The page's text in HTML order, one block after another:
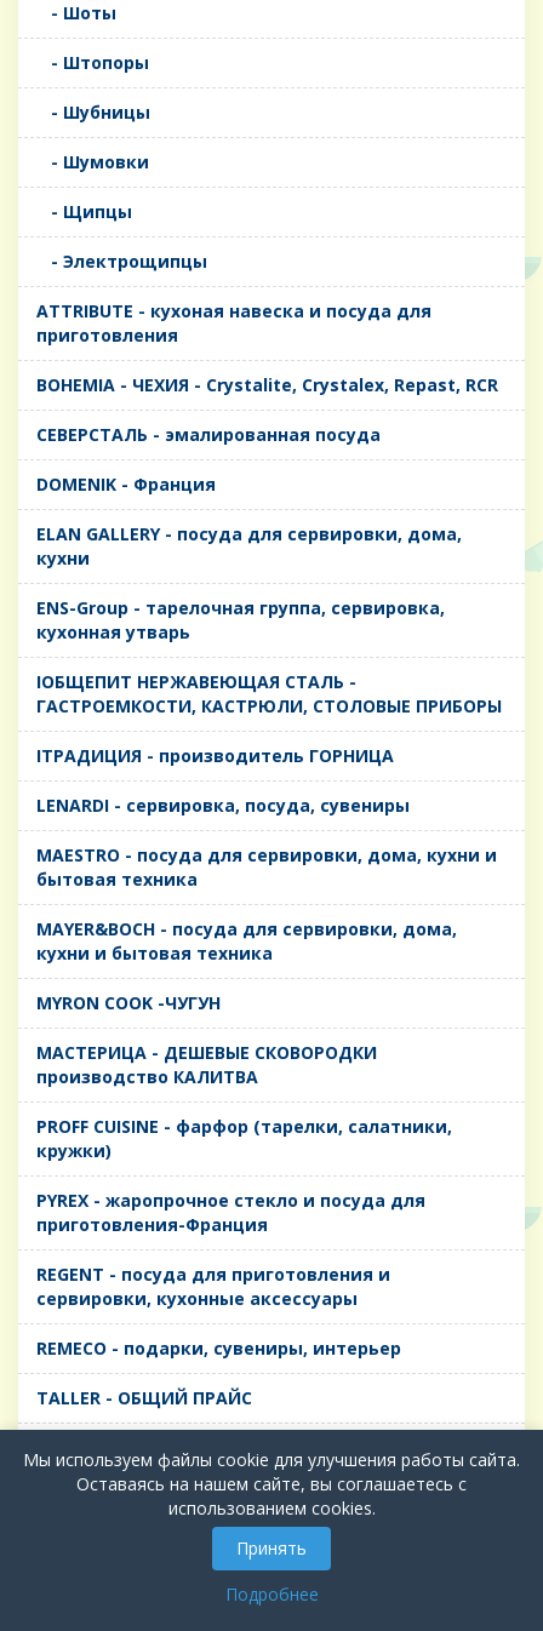
- Шоты
- Штопоры
- Шубницы
- Шумовки
- Щипцы
- Электрощипцы
ATTRIBUTE - кухоная навеска и посуда для
приготовления
BOHEMIA - ЧЕХИЯ - Crystalite, Crystalex, Repast, RCR
CЕВЕРСТАЛЬ - эмалированная посуда
DOMENIK - Франция
ELAN GALLERY - посуда для сервировки, дома,
кухни
ENS-Group - тарелочная группа, сервировка,
кухонная утварь
IОБЩЕПИТ НЕРЖАВЕЮЩАЯ СТАЛЬ -
ГАСТРОЕМКОСТИ, КАСТРЮЛИ, СТОЛОВЫЕ ПРИБОРЫ
IТРАДИЦИЯ - производитель ГОРНИЦА
LENARDI - сервировка, посуда, сувениры
MAESTRO - посуда для сервировки, дома, кухни и
бытовая техника
MAYER&BOCH - посуда для сервировки, дома,
кухни и бытовая техника
MYRON COOK -ЧУГУН
MАСТЕРИЦА - ДЕШЕВЫЕ СКОВОРОДКИ
производство КАЛИТВА
PROFF CUISINE - фарфор (тарелки, салатники,
кружки)
PYREX - жаропрочное стекло и посуда для
приготовления-Франция
REGENT - посуда для приготовления и
сервировки, кухонные аксессуары
REMECO - подарки, сувениры, интерьер
TALLER - ОБЩИЙ ПРАЙС
TIMA - посуда для приготовления и сервировки,
кухонные аксессуары
БИОСТАЛЬ - ТЕРМОСА
Мы используем файлы cookie для улучшения работы сайта.
Оставаясь на нашем сайте, вы соглашаетесь с
использованием cookies.
Принять
Подробнее